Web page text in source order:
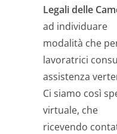
Legali delle
ad individuare
modalità che
lavoratrici
assistenza
Ci siamo così
virtuale, che
ricevendo